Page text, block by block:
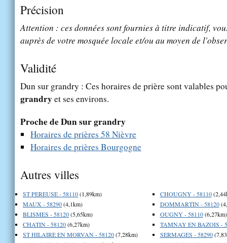
Précision
Attention : ces données sont fournies à titre indicatif,
auprès de votre mosquée locale et/ou au moyen de
Validité
Dun sur grandry : Ces horaires de prière sont valables
grandryet ses environs.
Proche de Dun sur grandry
Horaires de prières 58 Nièvre
Horaires de prières Bourgogne
Autres villes
ST PEREUSE - 58110(1,89km)
MAUX - 58290(4,1km)
BLISMES - 58120(5,65km)
CHATIN - 58120(6,27km)
ST HILAIRE EN MORVAN - 58120(7,28km)
CHOUGNY - 58110
DOMMARTIN - 58120
OUGNY - 58110(6,27km)
TAMNAY EN BAZOIS -
SERMAGES - 58290